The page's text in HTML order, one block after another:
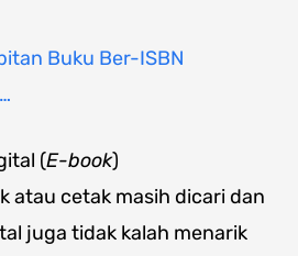
Buku Ber-ISBN
(E-book)
atau cetak masih dicari dan
juga tidak kalah menarik